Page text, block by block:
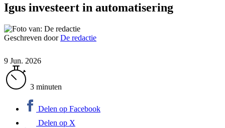
Igus investeert in automatisering
Geschreven doorDe redactie
9 Jun. 2026
3 minuten
Delen op Facebook
Delen op X